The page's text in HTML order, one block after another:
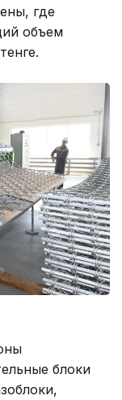
где
объем
блоки